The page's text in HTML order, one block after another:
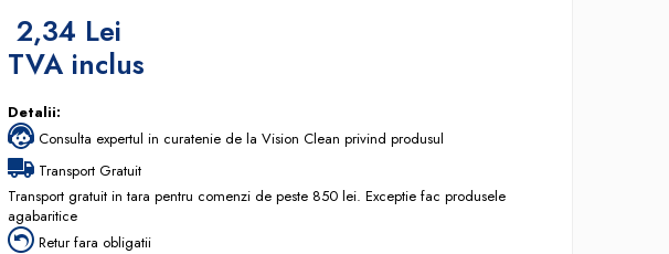
2,34 Lei
TVA inclus
Detalii:
Consulta expertul in curatenie de la Vision Clean privind produsul
Transport Gratuit
Transport gratuit in tara pentru comenzi de peste 850 lei. Exceptie fac produsele
agabaritice
Retur fara obligatii